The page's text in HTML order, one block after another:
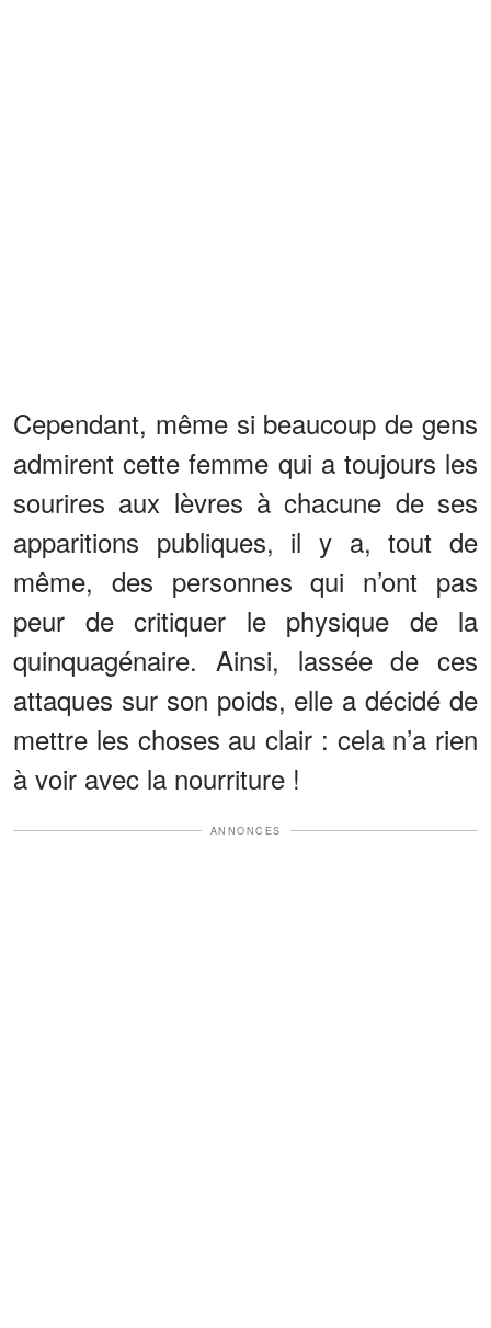
Cependant, même si beaucoup de gens
admirent cette femme qui a toujours les
sourires aux lèvres à chacune de ses
apparitions publiques, il y a, tout de
même, des personnes qui n’ont pas
peur de critiquer le physique de la
quinquagénaire. Ainsi, lassée de ces
attaques sur son poids, elle a décidé de
mettre les choses au clair : cela n’a rien
à voir avec la nourriture !
ANNONCES